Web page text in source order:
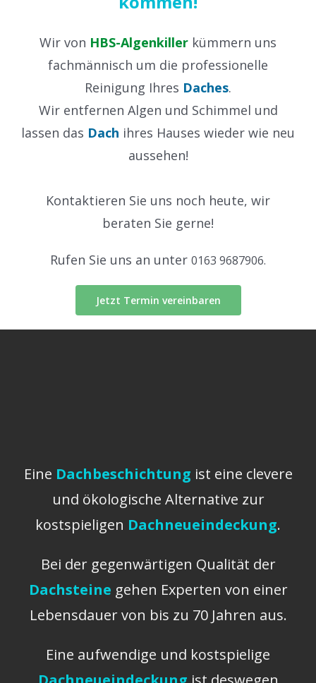
Wir von HBS-Algenkiller kümmern uns
fachmännisch um die professionelle
Reinigung Ihres Daches.
Wir entfernen Algen und Schimmel und
lassen das Dach ihres Hauses wieder wie neu
aussehen!
Kontaktieren Sie uns noch heute, wir
beraten Sie gerne!
Rufen Sie uns an unter 0163 9687906.
Jetzt Termin vereinbaren
Eine Dachbeschichtung ist eine clevere
und ökologische Alternative zur
kostspieligen Dachneueindeckung.
Bei der gegenwärtigen Qualität der
Dachsteine gehen Experten von einer
Lebensdauer von bis zu 70 Jahren aus.
Eine aufwendige und kostspielige